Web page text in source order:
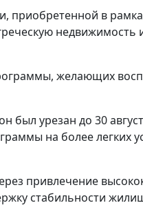
приобретенной в
недвижимость
желающих
был урезан до 30
на более легких
привлечение
стабильности